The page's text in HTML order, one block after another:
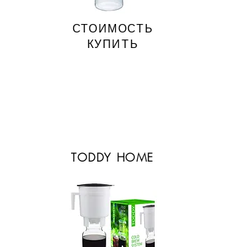
СТОИМОСТЬ
КУПИТЬ
TODDY HOME